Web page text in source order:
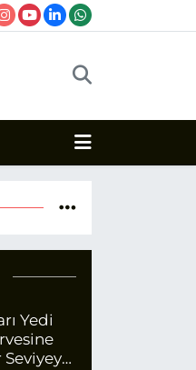
Yedi
Seviyeye